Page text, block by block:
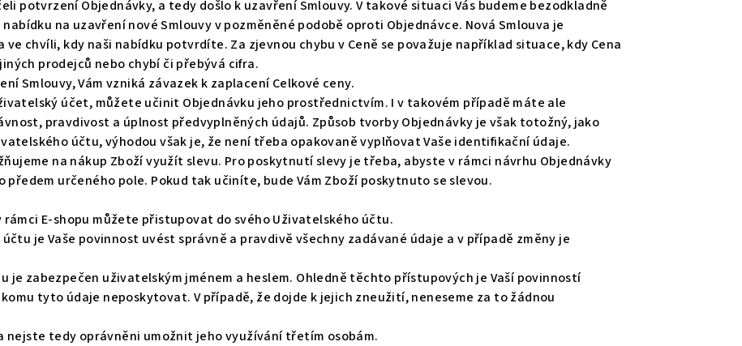
potvrzení Objednávky, a tedy došlo k uzavření Smlouvy. V takové situaci Vás budeme bezodkladně
na uzavření nové Smlouvy v pozměněné podobě oproti Objednávce. Nová Smlouva je
chvíli, kdy naši nabídku potvrdíte. Za zjevnou chybu v Ceně se považuje například situace, kdy Cena
prodejců nebo chybí či přebývá cifra.
Smlouvy, Vám vzniká závazek k zaplacení Celkové ceny.
účet, můžete učinit Objednávku jeho prostřednictvím. I v takovém případě máte ale
pravdivost a úplnost předvyplněných údajů. Způsob tvorby Objednávky je však totožný, jako
účtu, výhodou však je, že není třeba opakovaně vyplňovat Vaše identifikační údaje.
na nákup Zboží využít slevu. Pro poskytnutí slevy je třeba, abyste v rámci návrhu Objednávky
určeného pole. Pokud tak učiníte, bude Vám Zboží poskytnuto se slevou.
rámci E-shopu můžete přistupovat do svého Uživatelského účtu.
je Vaše povinnost uvést správně a pravdivě všechny zadávané údaje a v případě změny je
je zabezpečen uživatelským jménem a heslem. Ohledně těchto přístupových je Vaší povinností
tyto údaje neposkytovat. V případě, že dojde k jejich zneužití, neneseme za to žádnou
nejste tedy oprávněni umožnit jeho využívání třetím osobám.